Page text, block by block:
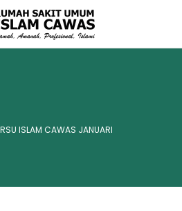
ISLAM CAWAS JANUARI